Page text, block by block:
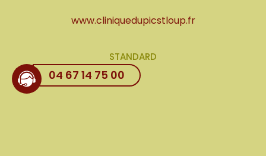
www.cliniquedupicstloup.fr
STANDARD
04 67 14 75 00